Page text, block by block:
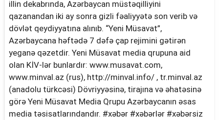
illin dekabrında, Azərbaycan müstəqilliyini
qazanandan iki ay sonra gizli fəaliyyətə son verib və
dövlət qeydiyyatına alınıb. “Yeni Müsavat”,
Azərbaycana həftədə 7 dəfə çap rejimini gətirən
yeganə qəzetdir. Yeni Müsavat media qrupuna aid
olan KİV-lər bunlardır: www.musavat.com,
www.minval.az (rus), http://minval.info/ , tr.minval.az
(anadolu türkcəsi) Dövriyyəsinə, tirajına və əhatəsinə
görə Yeni Müsavat Media Qrupu Azərbaycanın əsas
media təsisatlarındandır. #xəbər #xəbərlər #xəbərsiz